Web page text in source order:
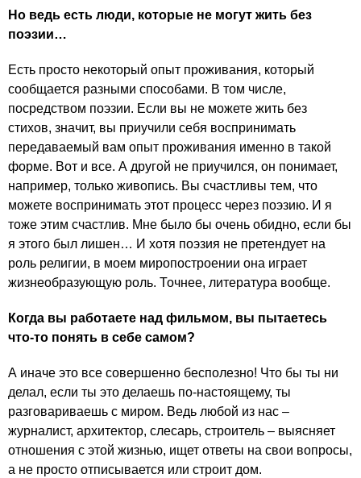
Но ведь есть люди, которые не могут жить без
поэзии…
Есть просто некоторый опыт проживания, который
сообщается разными способами. В том числе,
посредством поэзии. Если вы не можете жить без
стихов, значит, вы приучили себя воспринимать
передаваемый вам опыт проживания именно в такой
форме. Вот и все. А другой не приучился, он понимает,
например, только живопись. Вы счастливы тем, что
можете воспринимать этот процесс через поэзию. И я
тоже этим счастлив. Мне было бы очень обидно, если бы
я этого был лишен… И хотя поэзия не претендует на
роль религии, в моем миропостроении она играет
жизнеобразующую роль. Точнее, литература вообще.
Когда вы работаете над фильмом, вы пытаетесь
что-то понять в себе самом?
А иначе это все совершенно бесполезно! Что бы ты ни
делал, если ты это делаешь по-настоящему, ты
разговариваешь с миром. Ведь любой из нас –
журналист, архитектор, слесарь, строитель – выясняет
отношения с этой жизнью, ищет ответы на свои вопросы,
а не просто отписывается или строит дом.